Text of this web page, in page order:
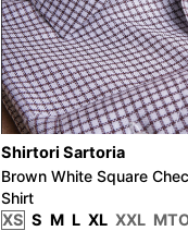
Shirtori Sartoria
Brown White Square
Shirt
XS S M L XL XXL